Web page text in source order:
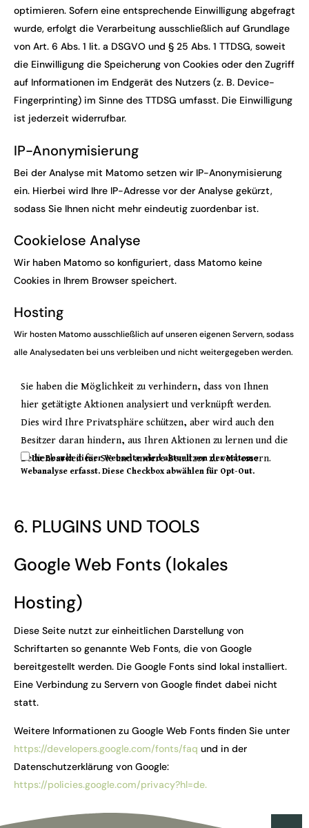
optimieren. Sofern eine entsprechende Einwilligung abgefragt
wurde, erfolgt die Verarbeitung ausschließlich auf Grundlage
von Art. 6 Abs. 1 lit. a DSGVO und § 25 Abs. 1 TTDSG, soweit
die Einwilligung die Speicherung von Cookies oder den Zugriff
auf Informationen im Endgerät des Nutzers (z. B. Device-
Fingerprinting) im Sinne des TTDSG umfasst. Die Einwilligung
ist jederzeit widerrufbar.
IP-Anonymisierung
Bei der Analyse mit Matomo setzen wir IP-Anonymisierung
ein. Hierbei wird Ihre IP-Adresse vor der Analyse gekürzt,
sodass Sie Ihnen nicht mehr eindeutig zuordenbar ist.
Cookielose Analyse
Wir haben Matomo so konfiguriert, dass Matomo keine
Cookies in Ihrem Browser speichert.
Hosting
Wir hosten Matomo ausschließlich auf unseren eigenen Servern, sodass
alle Analysedaten bei uns verbleiben und nicht weitergegeben werden.
Sie haben die Möglichkeit zu verhindern, dass von Ihnen
hier getätigte Aktionen analysiert und verknüpft werden.
Dies wird Ihre Privatsphäre schützen, aber wird auch den
Besitzer daran hindern, aus Ihren Aktionen zu lernen und die
Bedienbarkeit für Sie und andere Benutzer zu verbessern.
Ihr Besuch dieser Webseite wird aktuell von der Matomo
Webanalyse erfasst. Diese Checkbox abwählen für Opt-Out.
6. PLUGINS UND TOOLS
Google Web Fonts (lokales
Hosting)
Diese Seite nutzt zur einheitlichen Darstellung von
Schriftarten so genannte Web Fonts, die von Google
bereitgestellt werden. Die Google Fonts sind lokal installiert.
Eine Verbindung zu Servern von Google findet dabei nicht
statt.
Weitere Informationen zu Google Web Fonts finden Sie unter
https://developers.google.com/fonts/faq und in der
Datenschutzerklärung von Google:
https://policies.google.com/privacy?hl=de.